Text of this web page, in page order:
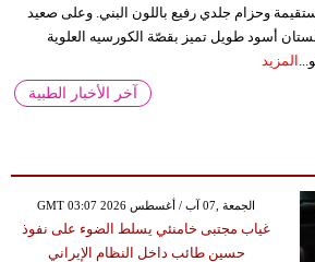
وحزام جلدي رفيع باللون البني. وعلى صعيد
أسود طويل تميز بقصّة الكورسيه العلوية
المزيد
آخر الأخبار الطبية
GMT 03:07 2026 الجمعة ,07 آب / أغسطس
غياب مجتبى خامنئي يسلط الضوء على نفوذ
حسين طائب داخل النظام الإيراني